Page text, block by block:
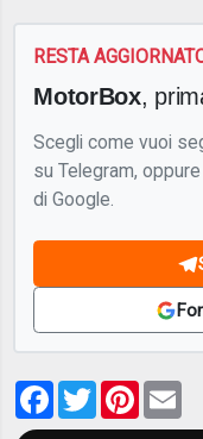
RESTA
MotorBox,
Scegli come vuoi
su Telegram,
di Google.
Facebook
Twitter